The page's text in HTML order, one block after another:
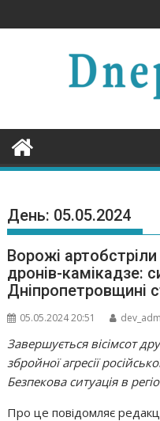
to
День: 05.05.2024
Ворожі
дронів-камікадзе:
Дніпропетровщині
05.05.2024 20:51
Завершується вісімсот
збройної агресії
Безпекова ситуація в
Про це повідомляє